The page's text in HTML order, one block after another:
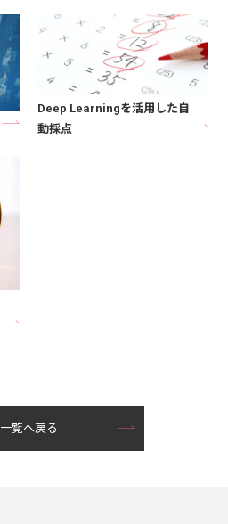
Deep Learningを活用した自
動採点
一覧へ戻る